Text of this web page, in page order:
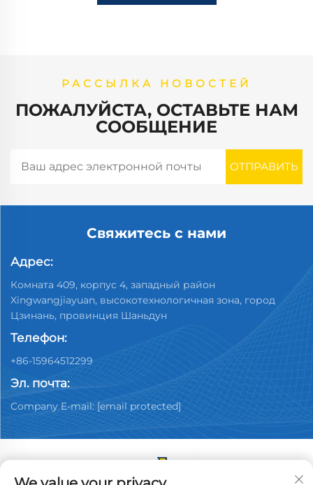
РАССЫЛКА НОВОСТЕЙ
ПОЖАЛУЙСТА, ОСТАВЬТЕ НАМ
СООБЩЕНИЕ
Свяжитесь с нами
Адрес:
Комната 409, корпус 4, западный район
Xingwangjiayuan, высокотехнологичная зона, город
Цзинань, провинция Шаньдун
Телефон:
+86-15964512299
Эл. почта:
Company E-mail:[email protected]